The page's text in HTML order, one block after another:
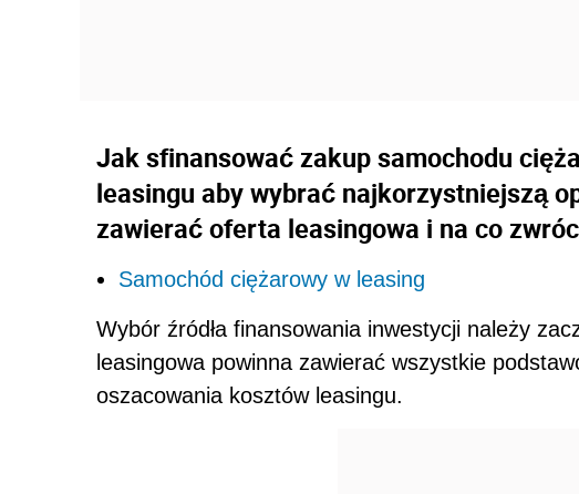
Jak sfinansować zakup samochodu
leasingu aby wybrać najkorzystniejszą
zawierać oferta leasingowa i na co
Samochód ciężarowy w leasing
Wybór źródła finansowania inwestycji należy
leasingowa powinna zawierać wszystkie
oszacowania kosztów leasingu.